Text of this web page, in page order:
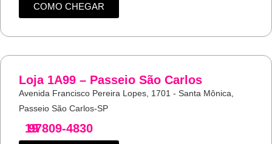
COMO CHEGAR
Loja 1A99 – Passeio São Carlos
Avenida Francisco Pereira Lopes, 1701 - Santa Mônica,
Passeio São Carlos-SP
19
97809-4830